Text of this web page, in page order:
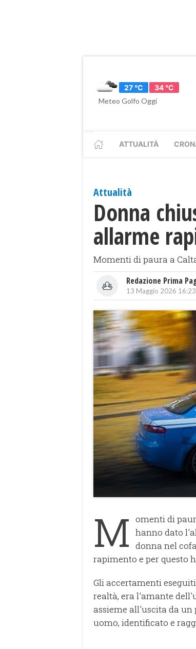
27 °C
34 °C
Meteo Golfo Oggi
ATTUALITÀ
Attualità
Donna
allarme
Momenti di paura a
Redazione Prima
13 Maggio 2026 16:23
M omenti di
hanno dato
donna nel
rapimento e per questo
Gli accertamenti
realtà, era l'amante
assieme all'uscita da un
uomo, identificato e